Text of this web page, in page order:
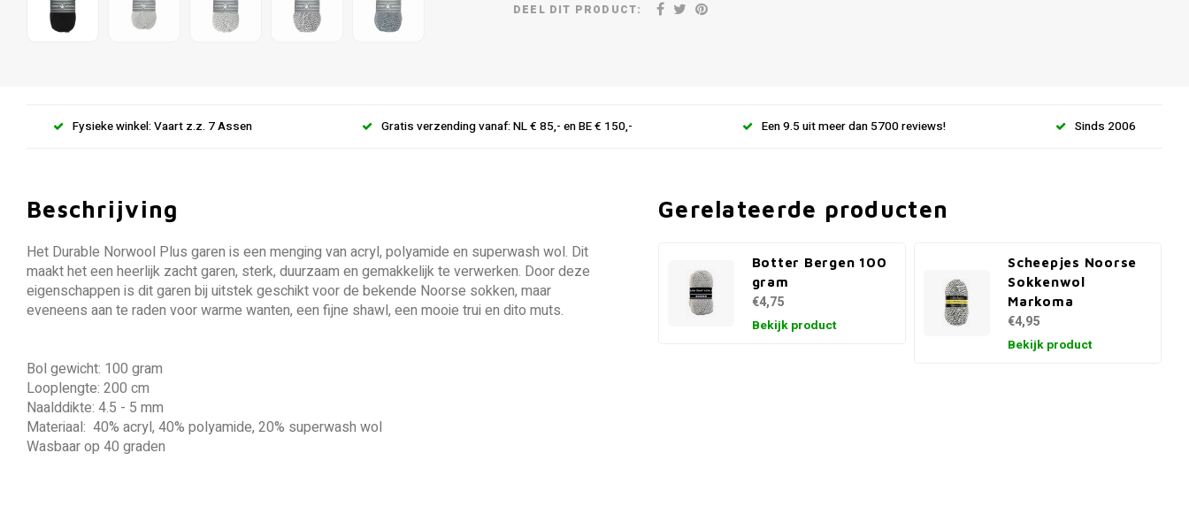
DEEL DIT PRODUCT:
Fysieke winkel: Vaart z.z. 7 Assen Gratis verzending vanaf: NL € 85,- en BE € 150,- Een 9.5 uit meer dan 5700 reviews! Sinds 2006
Beschrijving
Het Durable Norwool Plus garen is een menging van acryl, polyamide en superwash wol. Dit
maakt het een heerlijk zacht garen, sterk, duurzaam en gemakkelijk te verwerken. Door deze
eigenschappen is dit garen bij uitstek geschikt voor de bekende Noorse sokken, maar
eveneens aan te raden voor warme wanten, een fijne shawl, een mooie trui en dito muts.
Bol gewicht: 100 gram
Looplengte: 200 cm
Naalddikte: 4.5 - 5 mm
Materiaal: 40% acryl, 40% polyamide, 20% superwash wol
Wasbaar op 40 graden
Gerelateerde producten
Botter Bergen 100
gram
€4,75
Bekijk product
Scheepjes Noorse
Sokkenwol
Markoma
€4,95
Bekijk product